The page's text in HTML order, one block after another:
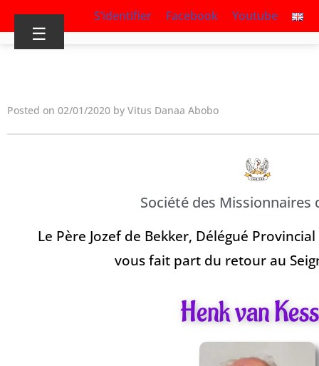
S’identifier Facebook Youtube
☰
Posted on 02/01/2020 by Vitus Danaa Abobo
Société des Missionnaires
Le Père Jozef de Bekker, Délégué
vous fait part du retour au
Henk van